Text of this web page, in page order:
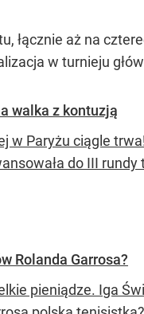
łącznie aż na
w turnieju
walka z kontuzją
w Paryżu ciągle
do III rundy
Rolanda Garrosa?
pieniądze. Iga